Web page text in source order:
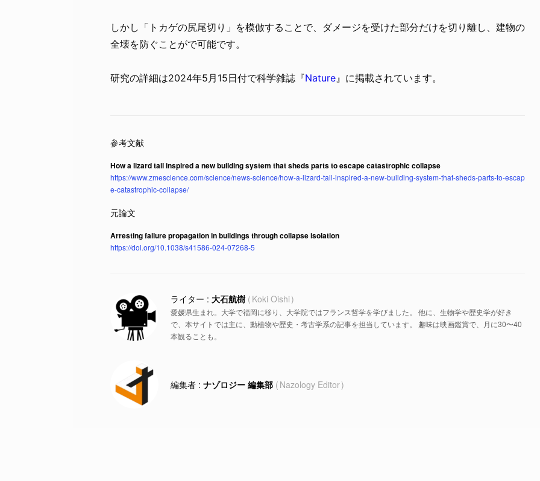
しかし「トカゲの尻尾切り」を模倣することで、ダメージを受けた部分だけを切り離し、建物の
全壊を防ぐことがで可能です。
研究の詳細は2024年5月15日付で科学雑誌『Nature』に掲載されています。
How a lizard tail inspired a new building system that sheds parts to escape catastrophic collapse
https://www.zmescience.com/science/news-science/how-a-lizard-tail-inspired-a-new-building-system-that-sheds-parts-to-escap
e-catastrophic-collapse/
Arresting failure propagation in buildings through collapse isolation
https://doi.org/10.1038/s41586-024-07268-5
大石航樹 Koki Oishi
愛媛県生まれ。大学で福岡に移り、大学院ではフランス哲学を学びました。 他に、生物学や歴史学が好き
で、本サイトでは主に、動植物や歴史・考古学系の記事を担当しています。 趣味は映画鑑賞で、月に30〜40
本観ることも。
ナゾロジー 編集部 Nazology Editor